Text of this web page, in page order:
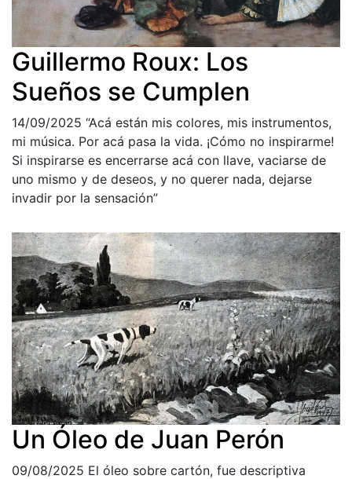
Guillermo Roux: Los
Sueños se Cumplen
14/09/2025 “Acá están mis colores, mis instrumentos,
mi música. Por acá pasa la vida. ¡Cómo no inspirarme!
Si inspirarse es encerrarse acá con llave, vaciarse de
uno mismo y de deseos, y no querer nada, dejarse
invadir por la sensación”
Un Óleo de Juan Perón
09/08/2025 El óleo sobre cartón, fue descriptiva